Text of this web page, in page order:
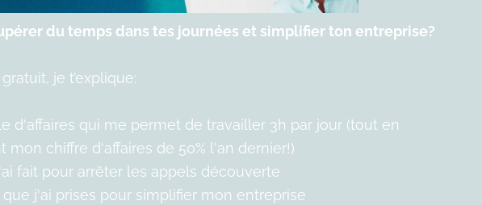
du temps dans tes journées et simplifier ton entreprise?
je t’explique:
d'affaires qui me permet de travailler 3h par jour (tout en
mon chiffre d'affaires de 50% l'an dernier!)
fait pour arrêter les appels découverte
j'ai prises pour simplifier mon entreprise